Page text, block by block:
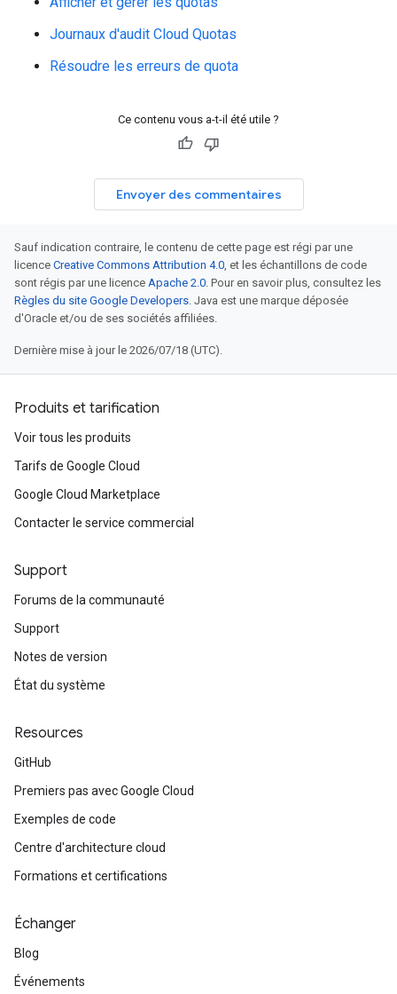
Journaux d'audit Cloud Quotas
Résoudre les erreurs de quota
Ce contenu vous a-t-il été utile ?
Envoyer des commentaires
Sauf indication contraire, le contenu de cette page est régi par une
licence Creative Commons Attribution 4.0, et les échantillons de code
sont régis par une licence Apache 2.0. Pour en savoir plus, consultez les
Règles du site Google Developers. Java est une marque déposée
d'Oracle et/ou de ses sociétés affiliées.
Dernière mise à jour le 2026/07/18 (UTC).
Produits et tarification
Voir tous les produits
Tarifs de Google Cloud
Google Cloud Marketplace
Contacter le service commercial
Support
Forums de la communauté
Support
Notes de version
État du système
Resources
GitHub
Premiers pas avec Google Cloud
Exemples de code
Centre d'architecture cloud
Formations et certifications
Échanger
Blog
Événements